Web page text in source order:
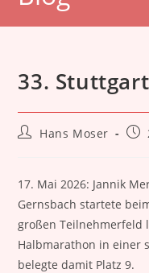
33.
Beitrags-
Hans Moser
17. Mai 2026: Jannik
Gernsbach startete
großen Teilnehmerfeld
Halbmarathon in einer
belegte damit Platz 9.